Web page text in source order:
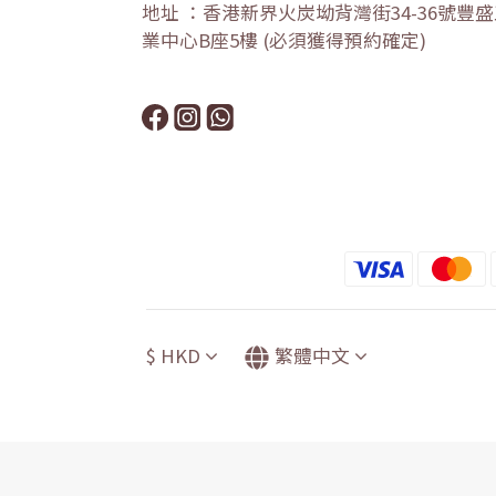
地址 ：香港新界火炭坳背灣街34-36號豐
業中心B座5樓 (必須獲得預約確定)
$ HKD 繁體中文